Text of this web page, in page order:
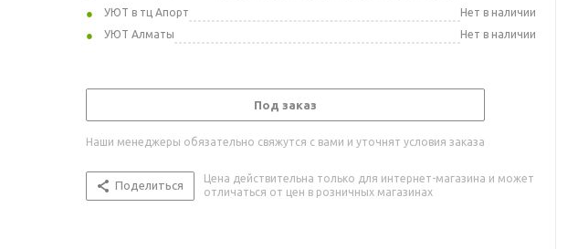
УЮТ в тц Апорт
Нет в наличии
УЮТ Алматы
Нет в наличии
Под заказ
Наши менеджеры обязательно свяжутся с вами и уточнят условия заказа
Поделиться
Цена действительна только для интернет-магазина и может
отличаться от цен в розничных магазинах